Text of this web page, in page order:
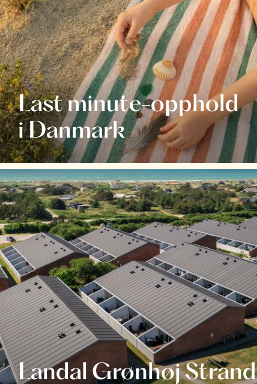
Last minute-opphold
i Danmark
Landal Grønhøj Strand